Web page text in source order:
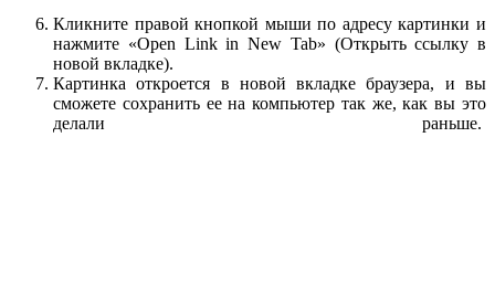
Кликните правой кнопкой мыши по адресу картинки и
нажмите «Open Link in New Tab» (Открыть ссылку в
новой вкладке).
Картинка откроется в новой вкладке браузера, и вы
сможете сохранить ее на компьютер так же, как вы это
делали раньше.